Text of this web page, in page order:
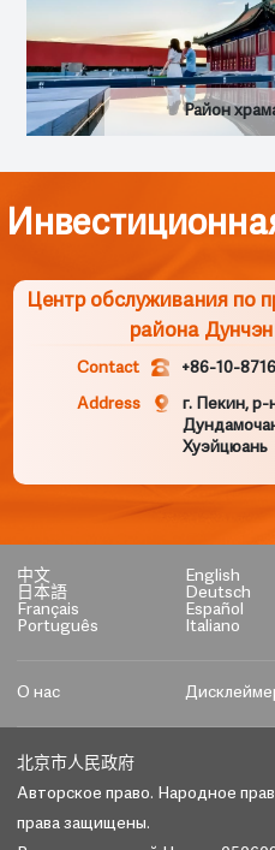
Район
Центр обслуживания по
района
Contact
+86-10-
Address
г. Пекин, р-
Хуэйцюань
中文 English
日本語
Deutsch
Français
Español
Português
Italiano
О нас
北京市人民政府
Авторское право. Народное
права защищены.